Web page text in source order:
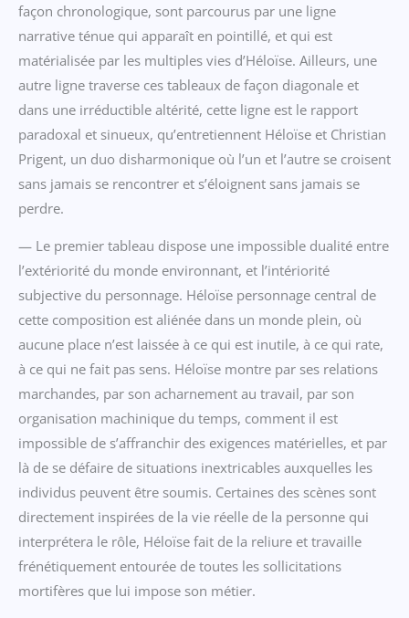
façon chronologique, sont parcourus par une ligne
narrative ténue qui apparaît en pointillé, et qui est
matérialisée par les multiples vies d’Héloïse. Ailleurs, une
autre ligne traverse ces tableaux de façon diagonale et
dans une irréductible altérité, cette ligne est le rapport
paradoxal et sinueux, qu’entretiennent Héloïse et Christian
Prigent, un duo disharmonique où l’un et l’autre se croisent
sans jamais se rencontrer et s’éloignent sans jamais se
perdre.
— Le premier tableau dispose une impossible dualité entre
l’extériorité du monde environnant, et l’intériorité
subjective du personnage. Héloïse personnage central de
cette composition est aliénée dans un monde plein, où
aucune place n’est laissée à ce qui est inutile, à ce qui rate,
à ce qui ne fait pas sens. Héloïse montre par ses relations
marchandes, par son acharnement au travail, par son
organisation machinique du temps, comment il est
impossible de s’affranchir des exigences matérielles, et par
là de se défaire de situations inextricables auxquelles les
individus peuvent être soumis. Certaines des scènes sont
directement inspirées de la vie réelle de la personne qui
interprétera le rôle, Héloïse fait de la reliure et travaille
frénétiquement entourée de toutes les sollicitations
mortifères que lui impose son métier.